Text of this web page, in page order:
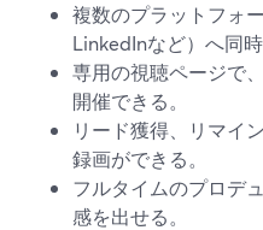
複数のプラットフォ
LinkedInなど）へ同
専用の視聴ページで
開催できる。
リード獲得、リマイ
録画ができる。
フルタイムのプロデ
感を出せる。